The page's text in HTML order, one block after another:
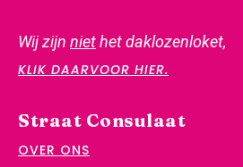
Wij zijn niethet daklozenloket,
KLIK DAARVOOR HIER.
Straat Consulaat
OVER ONS